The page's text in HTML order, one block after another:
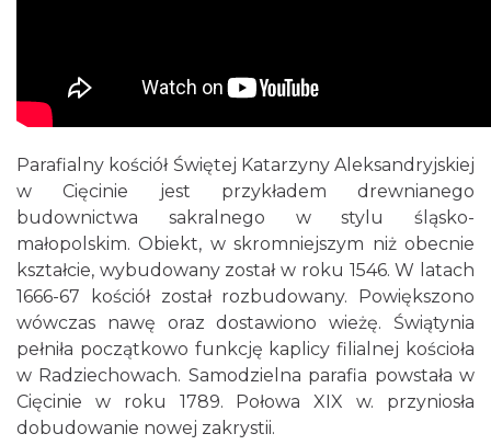
Parafialny kościół Świętej Katarzyny Aleksandryjskiej
w Cięcinie jest przykładem drewnianego
budownictwa sakralnego w stylu śląsko-
małopolskim. Obiekt, w skromniejszym niż obecnie
kształcie, wybudowany został w roku 1546. W latach
1666-67 kościół został rozbudowany. Powiększono
wówczas nawę oraz dostawiono wieżę. Świątynia
pełniła początkowo funkcję kaplicy filialnej kościoła
w Radziechowach. Samodzielna parafia powstała w
Cięcinie w roku 1789. Połowa XIX w. przyniosła
dobudowanie nowej zakrystii.